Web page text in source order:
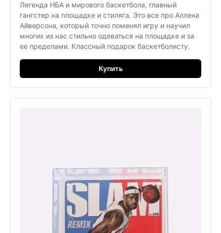
Легенда НБА и мирового баскетбола, главный
гангстер на площадке и стиляга. Это все про Аллена
Айверсона, который точно поменял игру и научил
многих из нас стильно одеваться на площадке и за
ее пределами. Классный подарок баскетболисту.
Купить